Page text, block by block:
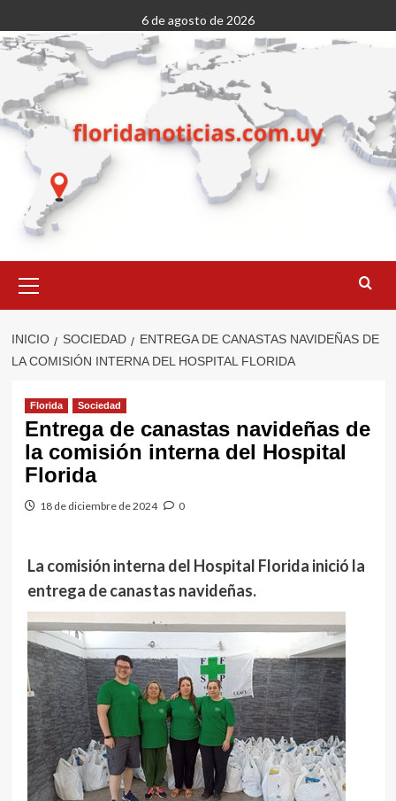
al
contenido
6 de agosto de 2026
primario
INICIO SOCIEDAD
ENTREGA DE CANASTAS NAVIDEÑAS DE
LA COMISIÓN INTERNA DEL HOSPITAL FLORIDA
Florida Sociedad
Entrega de canastas navideñas de
la comisión interna del Hospital
Florida
18 de diciembre de 2024 0
La comisión interna del Hospital Florida inició la
entrega de canastas navideñas.